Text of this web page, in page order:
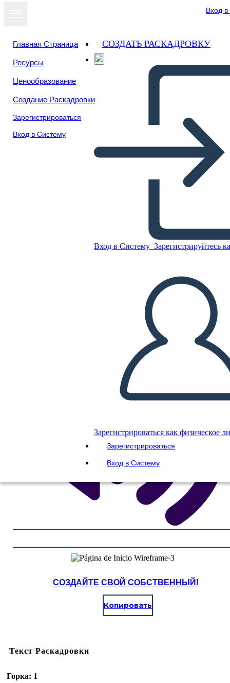
Вход
Главная Страница
Ресурсы
Ценообразование
Создание Раскадровки
Зарегистрироваться
Вход в Систему
СОЗДАТЬ РАСКАДРОВКУ
Вход в Систему Зарегистрируйтесь
Зарегистрироваться как физическое
Зарегистрироваться
Вход в Систему
Página de Inicio Wireframe-3
СОЗДАТЬ РАСКАДРОВКУ
ВОСПРОИЗВЕСТИ СЛАЙД-ШОУ
ПОЧИТАЙ МНЕ
СОЗДАЙТЕ СВОЙ СОБСТВЕННЫЙ!
Копировать
Текст Раскадровки
Горка: 1